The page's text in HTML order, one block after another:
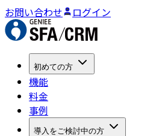
お問い合わせ ログイン
初めての方
機能
料金
事例
導入をご検討中の方